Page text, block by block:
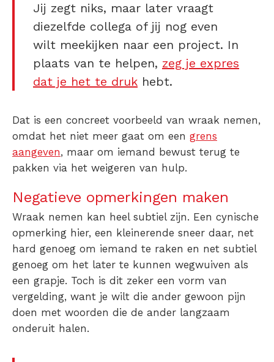
Jij zegt niks, maar later vraagt
diezelfde collega of jij nog even
wilt meekijken naar een project. In
plaats van te helpen, zeg je expres
dat je het te druk hebt.
Dat is een concreet voorbeeld van wraak nemen,
omdat het niet meer gaat om een grens
aangeven, maar om iemand bewust terug te
pakken via het weigeren van hulp.
Negatieve opmerkingen maken
Wraak nemen kan heel subtiel zijn. Een cynische
opmerking hier, een kleinerende sneer daar, net
hard genoeg om iemand te raken en net subtiel
genoeg om het later te kunnen wegwuiven als
een grapje. Toch is dit zeker een vorm van
vergelding, want je wilt die ander gewoon pijn
doen met woorden die de ander langzaam
onderuit halen.